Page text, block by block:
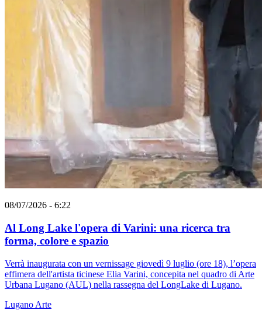
08/07/2026 - 6:22
Al Long Lake l'opera di Varini: una ricerca tra
forma, colore e spazio
Verrà inaugurata con un vernissage giovedì 9 luglio (ore 18), l’opera
effimera dell'artista ticinese Elia Varini, concepita nel quadro di Arte
Urbana Lugano (AUL) nella rassegna del LongLake di Lugano.
Lugano Arte